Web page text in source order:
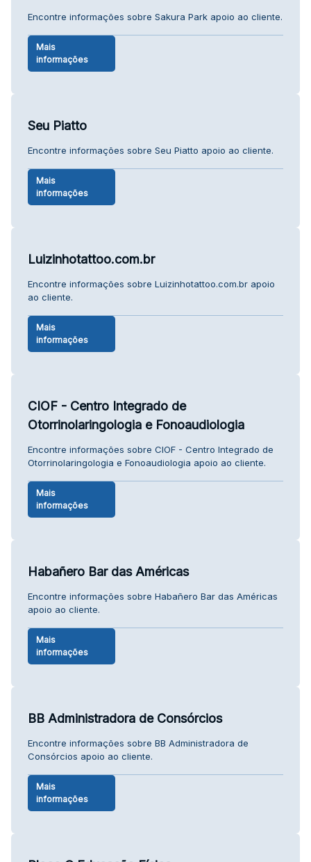
Encontre informações sobre Sakura Park apoio ao cliente.
Mais
informações
Seu Piatto
Encontre informações sobre Seu Piatto apoio ao cliente.
Mais
informações
Luizinhotattoo.com.br
Encontre informações sobre Luizinhotattoo.com.br apoio
ao cliente.
Mais
informações
CIOF - Centro Integrado de
Otorrinolaringologia e Fonoaudiologia
Encontre informações sobre CIOF - Centro Integrado de
Otorrinolaringologia e Fonoaudiologia apoio ao cliente.
Mais
informações
Habañero Bar das Américas
Encontre informações sobre Habañero Bar das Américas
apoio ao cliente.
Mais
informações
BB Administradora de Consórcios
Encontre informações sobre BB Administradora de
Consórcios apoio ao cliente.
Mais
informações